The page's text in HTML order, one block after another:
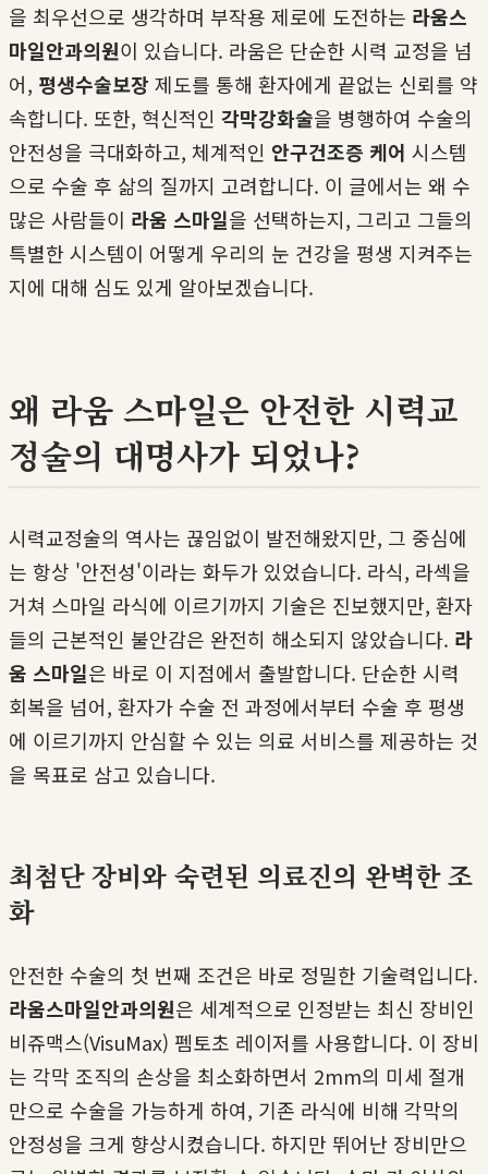
을 최우선으로 생각하며 부작용 제로에 도전하는 라움스
마일안과의원이 있습니다. 라움은 단순한 시력 교정을 넘
어, 평생수술보장 제도를 통해 환자에게 끝없는 신뢰를 약
속합니다. 또한, 혁신적인 각막강화술을 병행하여 수술의
안전성을 극대화하고, 체계적인 안구건조증 케어 시스템
으로 수술 후 삶의 질까지 고려합니다. 이 글에서는 왜 수
많은 사람들이 라움 스마일을 선택하는지, 그리고 그들의
특별한 시스템이 어떻게 우리의 눈 건강을 평생 지켜주는
지에 대해 심도 있게 알아보겠습니다.
왜 라움 스마일은 안전한 시력교
정술의 대명사가 되었나?
시력교정술의 역사는 끊임없이 발전해왔지만, 그 중심에
는 항상 '안전성'이라는 화두가 있었습니다. 라식, 라섹을
거쳐 스마일 라식에 이르기까지 기술은 진보했지만, 환자
들의 근본적인 불안감은 완전히 해소되지 않았습니다. 라
움 스마일은 바로 이 지점에서 출발합니다. 단순한 시력
회복을 넘어, 환자가 수술 전 과정에서부터 수술 후 평생
에 이르기까지 안심할 수 있는 의료 서비스를 제공하는 것
을 목표로 삼고 있습니다.
최첨단 장비와 숙련된 의료진의 완벽한 조
화
안전한 수술의 첫 번째 조건은 바로 정밀한 기술력입니다.
라움스마일안과의원은 세계적으로 인정받는 최신 장비인
비쥬맥스(VisuMax) 펨토초 레이저를 사용합니다. 이 장비
는 각막 조직의 손상을 최소화하면서 2mm의 미세 절개
만으로 수술을 가능하게 하여, 기존 라식에 비해 각막의
안정성을 크게 향상시켰습니다. 하지만 뛰어난 장비만으